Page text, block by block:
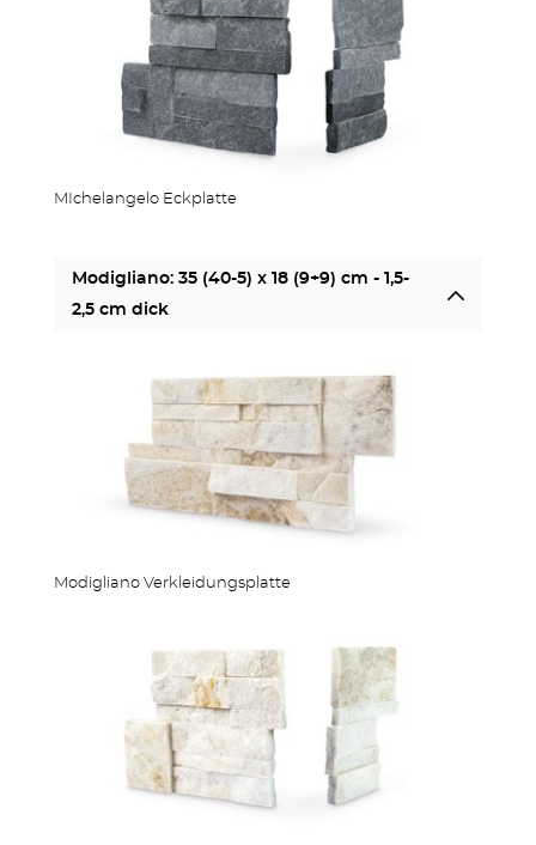
MIchelangelo Eckplatte
Modigliano: 35 (40-5) x 18 (9+9) cm - 1,5-
2,5 cm dick
Modigliano Verkleidungsplatte